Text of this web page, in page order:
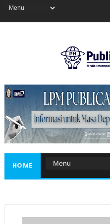
Masukkan iklan disini!
HOME